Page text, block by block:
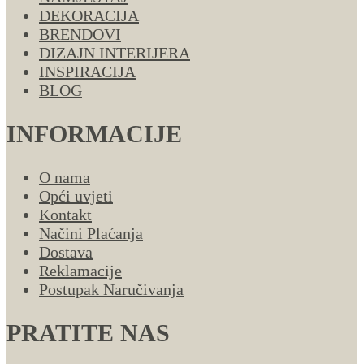
DEKORACIJA
BRENDOVI
DIZAJN INTERIJERA
INSPIRACIJA
BLOG
INFORMACIJE
O nama
Opći uvjeti
Kontakt
Načini Plaćanja
Dostava
Reklamacije
Postupak Naručivanja
PRATITE NAS